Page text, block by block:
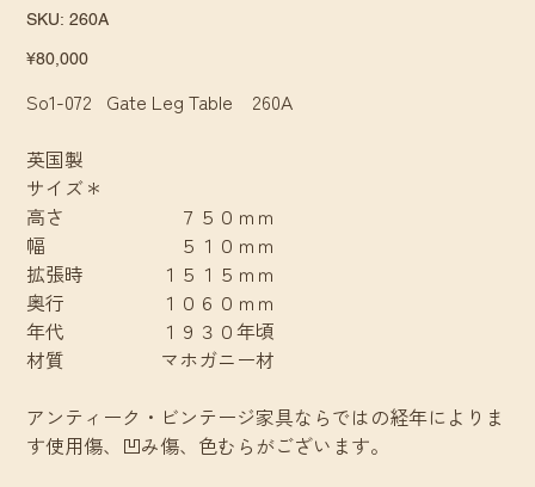
SKU: SKU
260A
260A
Price
¥80,000
So1-072 Gate Leg Table 260A
英国製
サイズ＊
高さ ７５０ｍｍ
幅 ５１０ｍｍ
拡張時 １５１５ｍｍ
奥行 １０６０ｍｍ
年代 １９３０年頃
材質 マホガニー材
アンティーク・ビンテージ家具ならではの経年によりま
す使用傷、凹み傷、色むらがございます。